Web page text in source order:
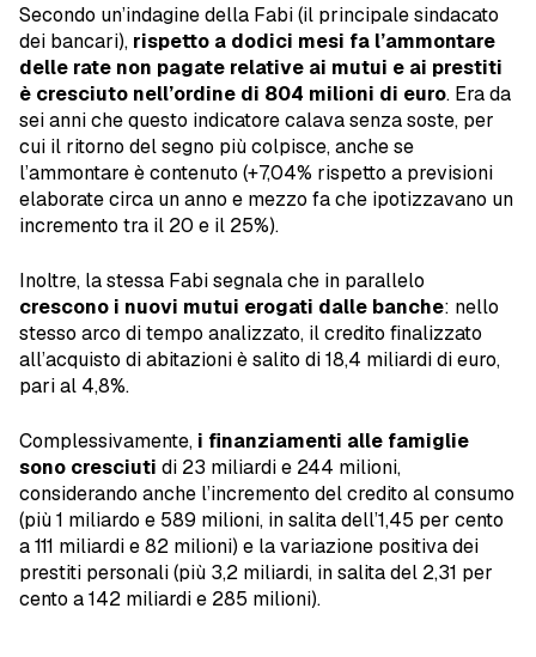
Secondo un’indagine della Fabi (il principale sindacato
dei bancari), rispetto a dodici mesi fa l’ammontare
delle rate non pagate relative ai mutui e ai prestiti
è cresciuto nell’ordine di 804 milioni di euro. Era da
sei anni che questo indicatore calava senza soste, per
cui il ritorno del segno più colpisce, anche se
l’ammontare è contenuto (+7,04% rispetto a previsioni
elaborate circa un anno e mezzo fa che ipotizzavano un
incremento tra il 20 e il 25%).
Inoltre, la stessa Fabi segnala che in parallelo
crescono i nuovi mutui erogati dalle banche: nello
stesso arco di tempo analizzato, il credito finalizzato
all’acquisto di abitazioni è salito di 18,4 miliardi di euro,
pari al 4,8%.
Complessivamente, i finanziamenti alle famiglie
sono cresciuti di 23 miliardi e 244 milioni,
considerando anche l’incremento del credito al consumo
(più 1 miliardo e 589 milioni, in salita dell’1,45 per cento
a 111 miliardi e 82 milioni) e la variazione positiva dei
prestiti personali (più 3,2 miliardi, in salita del 2,31 per
cento a 142 miliardi e 285 milioni).